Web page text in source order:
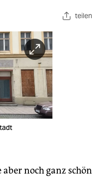
teilen
aber noch ganz schön